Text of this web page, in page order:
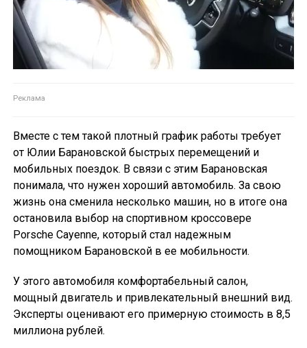
Вместе с тем такой плотный график работы требует
от Юлии Барановской быстрых перемещений и
мобильных поездок. В связи с этим Барановская
понимала, что нужен хороший автомобиль. За свою
жизнь она сменила несколько машин, но в итоге она
остановила выбор на спортивном кроссовере
Porsche Cayenne, который стал надежным
помощником Барановской в ее мобильности.
У этого автомобиля комфортабельный салон,
мощный двигатель и привлекательный внешний вид.
Эксперты оценивают его примерную стоимость в 8,5
миллиона рублей.